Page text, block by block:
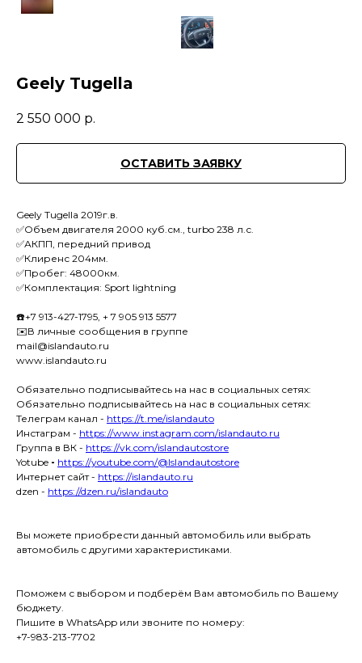
Geely Tugella
2 550 000 р.
ОСТАВИТЬ ЗАЯВКУ
Geely Tugella 2019г.в.
✅Объем двигателя 2000 куб.см., turbo 238 л.с.
✅АКПП, передний привод
✅Клиренс 204мм.
✅Пробег: 48000км.
✅Комплектация: Sport lightning
☎️+7 913-427-1795, + 7 905 913 5577
✉️В личные сообщения в группе
mail@islandauto.ru
www.islandauto.ru
Обязательно подписывайтесь на нас в социальных сетях:
Обязательно подписывайтесь на нас в социальных сетях:
Телеграм канал - https://t.me/islandauto
Инстаграм - https://www.instagram.com/islandauto.ru
Группа в ВК - https://vk.com/islandautostore
Yotube - https://youtube.com/@Islandautostore
Интернет сайт - https://islandauto.ru
dzen - https://dzen.ru/islandauto
Вы можете приобрести данный автомобиль или выбрать
автомобиль с другими характеристиками.
Поможем с выбором и подберём Вам автомобиль по Вашему
бюджету.
Пишите в WhatsApp или звоните по номеру:
+7-983-213-7702